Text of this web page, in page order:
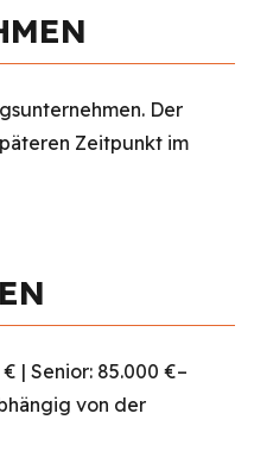
Der
Zeitpunkt im
| Senior: 85.000 €–
von der